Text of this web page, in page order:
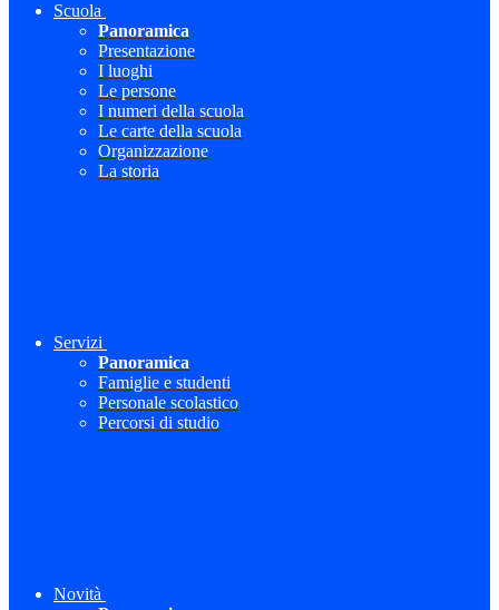
Scuola
Panoramica
Presentazione
I luoghi
Le persone
I numeri della scuola
Le carte della scuola
Organizzazione
La storia
Servizi
Panoramica
Famiglie e studenti
Personale scolastico
Percorsi di studio
Novità